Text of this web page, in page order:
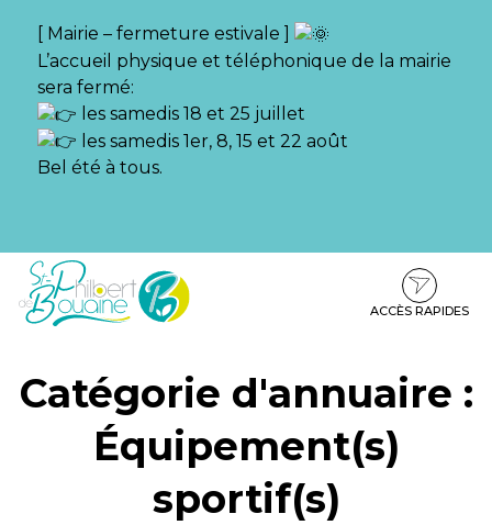
[ Mairie – fermeture estivale ]
L’accueil physique et téléphonique de la mairie
sera fermé:
les samedis 18 et 25 juillet
les samedis 1er, 8, 15 et 22 août
Bel été à tous.
Aller
Aller
contenu
Aller
pied
ACCÈS RAPIDES
Catégorie d'annuaire :
Équipement(s)
sportif(s)